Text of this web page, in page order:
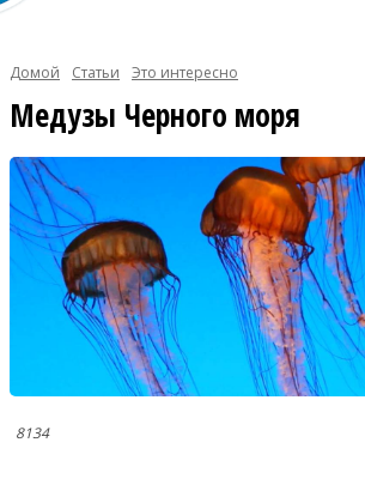
Домой Статьи Это интересно
Медузы Черного моря
8134